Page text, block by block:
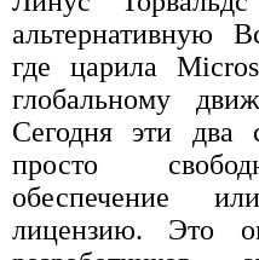
альтернативную
где царила
глобальному
Сегодня эти два
просто
обеспечение
лицензию. Это